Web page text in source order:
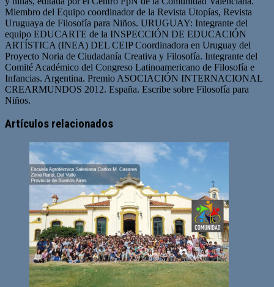
Miembro del Equipo coordinador de la Revista Utopías, Revista
Uruguaya de Filosofía para Niños. URUGUAY: Integrante del
equipo EDUCARTE de la INSPECCIÓN DE EDUCACIÓN
ARTÍSTICA (INEA) DEL CEIP Coordinadora en Uruguay del
Proyecto Noria de Ciudadanía Creativa y Filosofía. Integrante del
Comité Académico del Congreso Latinoamericano de Filosofía e
Infancias. Argentina. Premio ASOCIACIÓN INTERNACIONAL
CREARMUNDOS 2012. España. Escribe sobre Filosofía para
Niños.
Artículos relacionados